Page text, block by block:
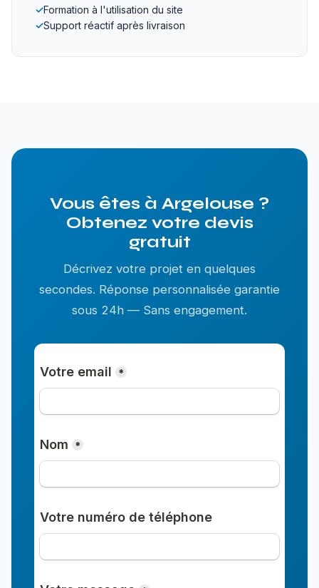
✓Formation à l'utilisation du site
✓Support réactif après livraison
Vous êtes à Argelouse ?
Obtenez votre devis
gratuit
Décrivez votre projet en quelques
secondes. Réponse personnalisée garantie
sous 24h — Sans engagement.